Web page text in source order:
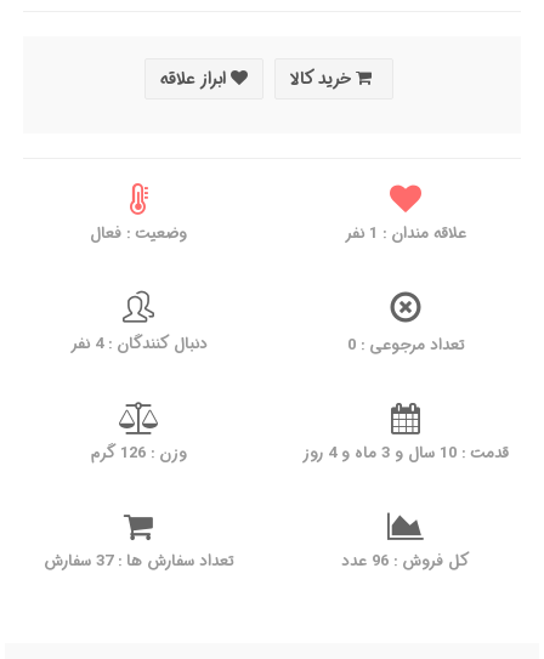
خرید کالا ابراز علاقه
علاقه مندان : 1 نفر وضعیت : فعال
تعداد مرجوعی : 0 دنبال کنندگان : 4 نفر
قدمت : 10 سال و 3 ماه و 4 روز وزن : 126 گرم
کل فروش : 96 عدد تعداد سفارش ها : 37 سفارش